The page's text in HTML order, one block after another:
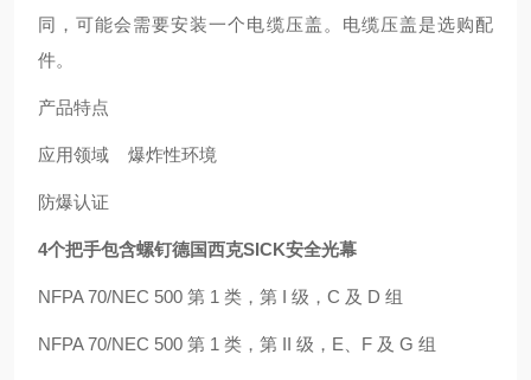
同，可能会需要安装一个电缆压盖。电缆压盖是选购配
件。
产品特点
应用领域 爆炸性环境
防爆认证
4个把手包含螺钉德国西克SICK安全光幕
NFPA 70/NEC 500 第 1 类，第 I 级，C 及 D 组
NFPA 70/NEC 500 第 1 类，第 II 级，E、F 及 G 组